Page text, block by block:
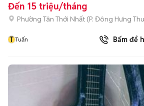
Đến 15 triệu/tháng
Phường Tân Thới Nhất (P. Đông Hưng
T Tuấn Bấm để